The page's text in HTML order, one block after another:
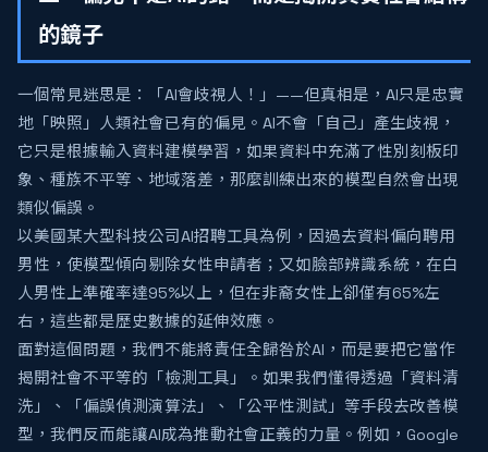
的鏡子
一個常見迷思是：「AI會歧視人！」——但真相是，AI只是忠實
地「映照」人類社會已有的偏見。AI不會「自己」產生歧視，
它只是根據輸入資料建模學習，如果資料中充滿了性別刻板印
象、種族不平等、地域落差，那麼訓練出來的模型自然會出現
類似偏誤。
以美國某大型科技公司AI招聘工具為例，因過去資料偏向聘用
男性，使模型傾向剔除女性申請者；又如臉部辨識系統，在白
人男性上準確率達95%以上，但在非裔女性上卻僅有65%左
右，這些都是歷史數據的延伸效應。
面對這個問題，我們不能將責任全歸咎於AI，而是要把它當作
揭開社會不平等的「檢測工具」。如果我們懂得透過「資料清
洗」、「偏誤偵測演算法」、「公平性測試」等手段去改善模
型，我們反而能讓AI成為推動社會正義的力量。例如，Google